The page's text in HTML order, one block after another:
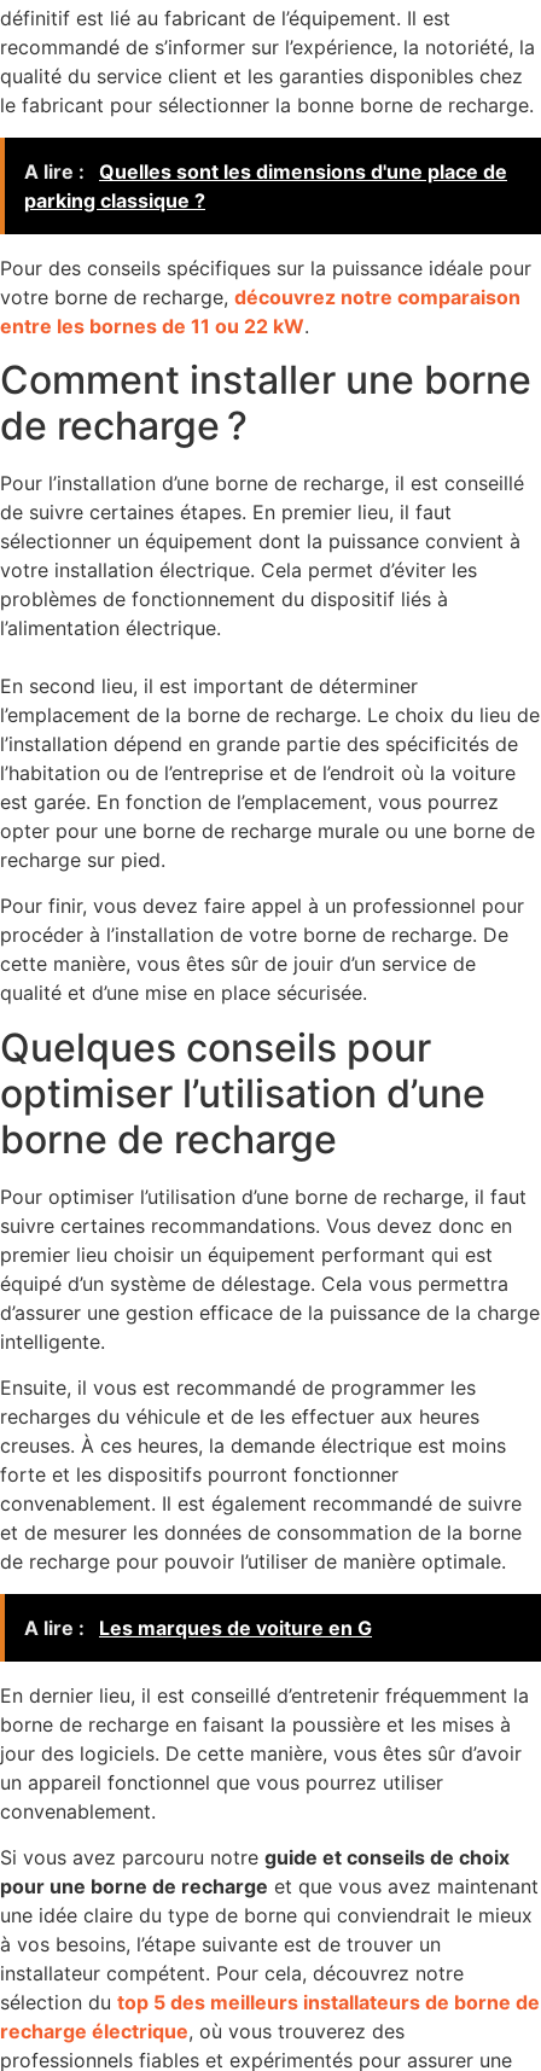
définitif est lié au fabricant de l’équipement. Il est
recommandé de s’informer sur l’expérience, la notoriété, la
qualité du service client et les garanties disponibles chez
le fabricant pour sélectionner la bonne borne de recharge.
A lire :
Quelles sont les dimensions d'une place de
parking classique ?
Pour des conseils spécifiques sur la puissance idéale pour
votre borne de recharge, découvrez notre comparaison
entre les bornes de 11 ou 22 kW.
Comment installer une borne
de recharge ?
Pour l’installation d’une borne de recharge, il est conseillé
de suivre certaines étapes. En premier lieu, il faut
sélectionner un équipement dont la puissance convient à
votre installation électrique. Cela permet d’éviter les
problèmes de fonctionnement du dispositif liés à
l’alimentation électrique.
En second lieu, il est important de déterminer
l’emplacement de la borne de recharge. Le choix du lieu de
l’installation dépend en grande partie des spécificités de
l’habitation ou de l’entreprise et de l’endroit où la voiture
est garée. En fonction de l’emplacement, vous pourrez
opter pour une borne de recharge murale ou une borne de
recharge sur pied.
Pour finir, vous devez faire appel à un professionnel pour
procéder à l’installation de votre borne de recharge. De
cette manière, vous êtes sûr de jouir d’un service de
qualité et d’une mise en place sécurisée.
Quelques conseils pour
optimiser l’utilisation d’une
borne de recharge
Pour optimiser l’utilisation d’une borne de recharge, il faut
suivre certaines recommandations. Vous devez donc en
premier lieu choisir un équipement performant qui est
équipé d’un système de délestage. Cela vous permettra
d’assurer une gestion efficace de la puissance de la charge
intelligente.
Ensuite, il vous est recommandé de programmer les
recharges du véhicule et de les effectuer aux heures
creuses. À ces heures, la demande électrique est moins
forte et les dispositifs pourront fonctionner
convenablement. Il est également recommandé de suivre
et de mesurer les données de consommation de la borne
de recharge pour pouvoir l’utiliser de manière optimale.
A lire : Les marques de voiture en G
En dernier lieu, il est conseillé d’entretenir fréquemment la
borne de recharge en faisant la poussière et les mises à
jour des logiciels. De cette manière, vous êtes sûr d’avoir
un appareil fonctionnel que vous pourrez utiliser
convenablement.
Si vous avez parcouru notre guide et conseils de choix
pour une borne de recharge et que vous avez maintenant
une idée claire du type de borne qui conviendrait le mieux
à vos besoins, l’étape suivante est de trouver un
installateur compétent. Pour cela, découvrez notre
sélection du top 5 des meilleurs installateurs de borne de
recharge électrique, où vous trouverez des
professionnels fiables et expérimentés pour assurer une